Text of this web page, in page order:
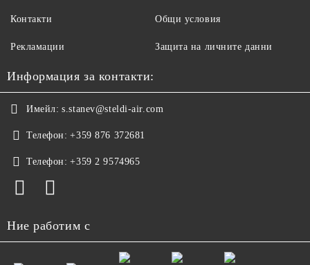
Контакти
Рекламации
Общи условия
Защита на личните данни
Информация за контакти:
Имейл: s.stanev@steldi-air.com
Телефон: +359 876 372681
Телефон: +359 2 9574965
Ние работим с